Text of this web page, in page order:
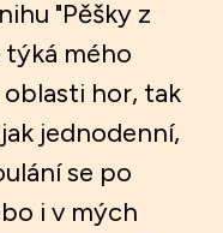
"Pěšky z
týká mého
hor, tak
jednodenní,
se po
i v mých